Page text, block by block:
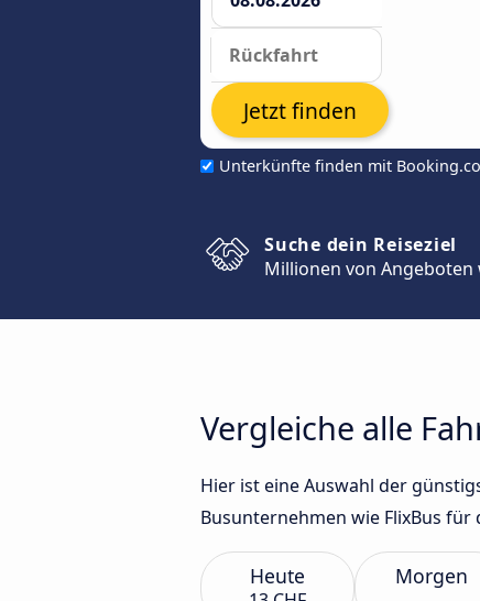
Unterkünfte finden mit
Jetzt finden
Suche dein Reiseziel
Millionen von
Vergleiche alle
Hier ist eine Auswahl der
Busunternehmen wie FlixBus für
Heute Morgen